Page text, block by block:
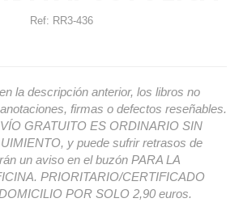
Ref: RR3-436
la descripción anterior, los libros no
firmas o defectos reseñables.
GRATUITO ES ORDINARIO SIN
y puede sufrir retrasos de
un aviso en el buzón PARA LA
PRIORITARIO/CERTIFICADO
POR SOLO 2,90 euros.